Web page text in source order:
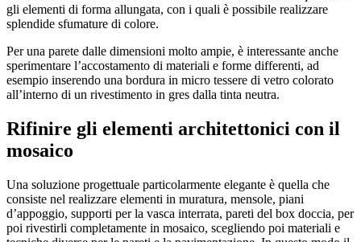
gli elementi di forma allungata, con i quali è possibile realizzare
splendide sfumature di colore.
Per una parete dalle dimensioni molto ampie, è interessante anche
sperimentare l’accostamento di materiali e forme differenti, ad
esempio inserendo una bordura in micro tessere di vetro colorato
all’interno di un rivestimento in gres dalla tinta neutra.
Rifinire gli elementi architettonici con il
mosaico
Una soluzione progettuale particolarmente elegante è quella che
consiste nel realizzare elementi in muratura, mensole, piani
d’appoggio, supporti per la vasca interrata, pareti del box doccia, per
poi rivestirli completamente in mosaico, scegliendo poi materiali e